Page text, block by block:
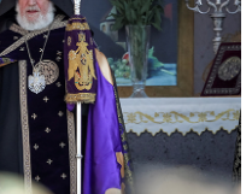
18:39Два человека
в результате удара ВСУ
многоэтажке в Керчи
вчера, 18:25 Беспилотник
атаковал турецкий сухогруз у
Новороссийска